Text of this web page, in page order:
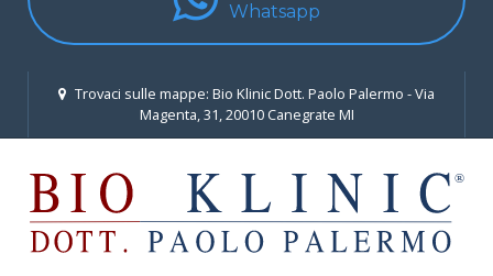
Whatsapp
Trovaci sulle mappe: Bio Klinic Dott. Paolo Palermo - Via
Magenta, 31, 20010 Canegrate MI